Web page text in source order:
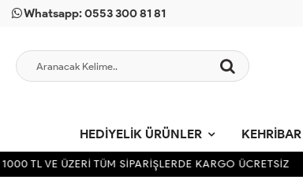
Whatsapp: 0553 300 81 81
HEDIYELIK ÜRÜNLER
TL VE ÜZERİ TÜM SİPARİŞLERDE KARGO ÜCRETSİZ